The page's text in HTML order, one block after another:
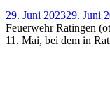
29. Juni 202329. Juni
Feuerwehr Ratingen
11. Mai, bei dem in